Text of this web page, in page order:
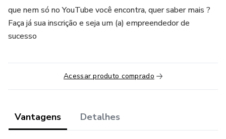
que nem só no YouTube você encontra, quer saber mais ?
Faça já sua inscrição e seja um (a) empreendedor de
sucesso
Acessar produto comprado
Vantagens Detalhes